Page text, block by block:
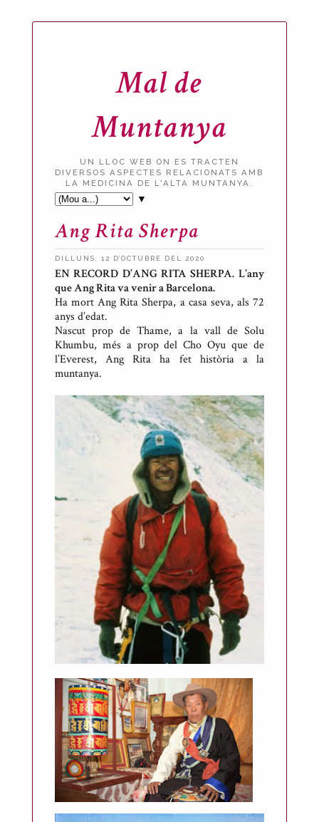
Mal de
Muntanya
UN LLOC WEB ON ES TRACTEN
DIVERSOS ASPECTES RELACIONATS AMB
LA MEDICINA DE L'ALTA MUNTANYA.
▼
Ang Rita Sherpa
DILLUNS, 12 D’OCTUBRE DEL 2020
P
u
l
i
c
t
o
t
M
EN RECORD D’ANG RITA SHERPA. L’any
que Ang Rita va venir a Barcelona.
Ha mort Ang Rita Sherpa, a casa seva, als 72
anys d’edat.
Nascut prop de Thame, a la vall de Solu
Khumbu, més a prop del Cho Oyu que de
l’Everest, Ang Rita ha fet història a la
muntanya.